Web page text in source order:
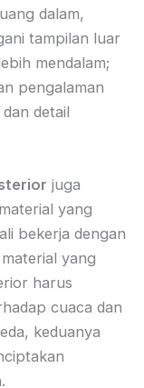
dalam,
tampilan luar
mendalam;
pengalaman
detail
juga
yang
bekerja dengan
yang
harus
cuaca dan
keduanya